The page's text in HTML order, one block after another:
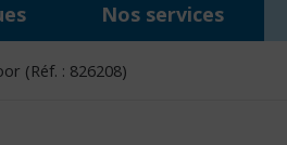
Nos services
(Réf. : 826208)